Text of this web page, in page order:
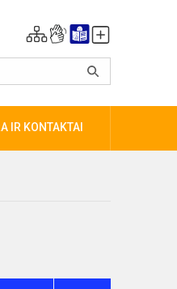
IR KONTAKTAI